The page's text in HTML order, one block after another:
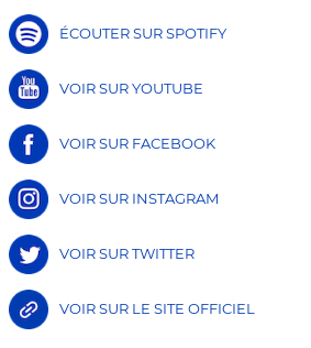
ÉCOUTER SUR SPOTIFY
VOIR SUR YOUTUBE
VOIR SUR FACEBOOK
VOIR SUR INSTAGRAM
VOIR SUR TWITTER
VOIR SUR LE SITE OFFICIEL